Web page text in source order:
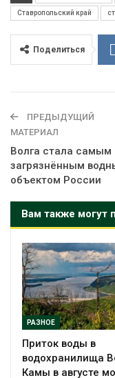
Ставропольский край
Поделиться
ПРЕДЫДУЩИЙ
МАТЕРИАЛ
Волга стала самым
загрязнённым
объектом России
Вам также могут
РАЗНОЕ
Приток воды в
водохранилища
Камы в августе